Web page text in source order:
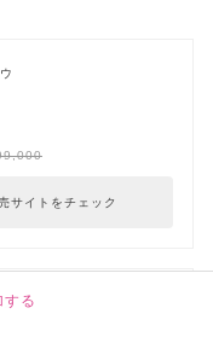
サイトをチェック
する